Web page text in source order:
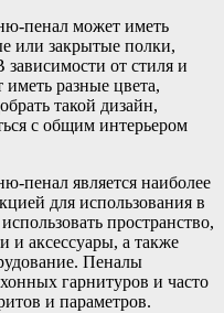
пенал может иметь
или закрытые полки,
от стиля и
разные цвета,
такой дизайн,
с общим интерьером
пенал является наиболее
для использования в
пространство,
и аксессуары, а также
Пеналы
гарнитуров и часто
и параметров.